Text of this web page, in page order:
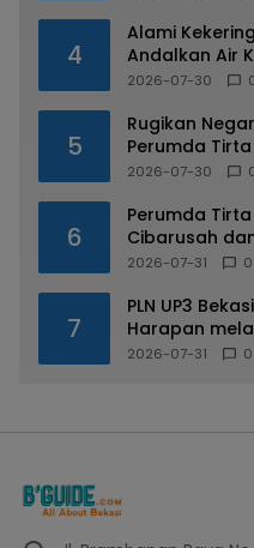
4
Alami
Andalkan Air
2026-07-30
5
Rugikan
Perumda
2026-07-30
6
Perumda
Cibarusah
Distribusi Air
2026-07-31 0
7
PLN UP3
Harapan
Dream bagi
2026-07-31 0